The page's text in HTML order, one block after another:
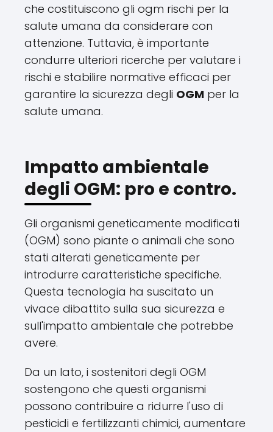
che costituiscono gli ogm rischi per la
salute umana da considerare con
attenzione. Tuttavia, è importante
condurre ulteriori ricerche per valutare i
rischi e stabilire normative efficaci per
garantire la sicurezza degli OGM per la
salute umana.
Impatto ambientale
degli OGM: pro e contro.
Gli organismi geneticamente modificati
(OGM) sono piante o animali che sono
stati alterati geneticamente per
introdurre caratteristiche specifiche.
Questa tecnologia ha suscitato un
vivace dibattito sulla sua sicurezza e
sull'impatto ambientale che potrebbe
avere.
Da un lato, i sostenitori degli OGM
sostengono che questi organismi
possono contribuire a ridurre l'uso di
pesticidi e fertilizzanti chimici, aumentare